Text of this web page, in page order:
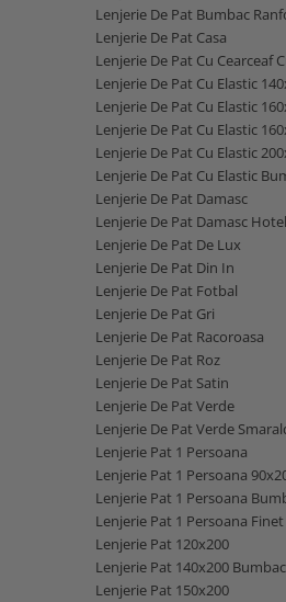
Nou Nascut
Scoica Auto
Bumbac Organic
Muselina Certificata COTS
Sisteme Infasare
Patura Bumbac Organic
Patura Forma Ursulet
Patura Nou Nascuti
La Comanda
Personalizate
Set 2 Piese Universale
Set 3 Piese 120x60 cm
Set 3 Piese 140x70 cm
Seturi Complete
Seturi Patut Cosulet si Landou
MARIMI COPII
MARIMI BEBELUSI
De Leganat
De Stat pe Burta
Forma Luna
Forma Norisor
Forma Picatura
Forma Steluta
Formarea Capului
Impotriva Plagiocefaliei
Modelare Cap
Personalizata
Perna Pozitionare Bebe
Pozitionare
Protectie Patut
Regurgitare
Ergonomica
Fata de Perna
Hipoalergenica
Personalizate
Protectie Pat
Sa Nu Transpire
Set Pilota si Perna
Copii - 10 ani
Copii - 12 ani
Copii - Bumbac
Copii - Bumbac Organic
Cu Gluga - Bumbac
Cu Gluga - Pufos
Personalizate
Bebe - Bumbac
Bebe - Cu Gluga
Bebe - Finet
Bebe - Plaja
PERSONALIZATE - BEBELUSI
PERSONALIZATE - NOU NASCUTI
PRIMUL CRACIUN
SET - BAIAT
NOU NASCUT
NOU NASCUT - FATA
NOU NASCUT - BAIAT
Trusou botez
Personalizati
Prosoape Personalizate
Lenjerie Pat
Cearceaf Impermeabil
Pat Stivuibil
Pat Rabatabil
Pat Stivuibil
Lenjerie De Pat Bumbac
Lenjerie De Pat Casa
Lenjerie De Pat Cu Cearceaf
Lenjerie De Pat Cu Elastic
Lenjerie De Pat Cu Elastic
Lenjerie De Pat Cu Elastic
Lenjerie De Pat Cu Elastic
Lenjerie De Pat Cu Elastic
Lenjerie De Pat Damasc
Lenjerie De Pat Damasc
Lenjerie De Pat De Lux
Lenjerie De Pat Din In
Lenjerie De Pat Fotbal
Lenjerie De Pat Gri
Lenjerie De Pat Racoroasa
Lenjerie De Pat Roz
Lenjerie De Pat Satin
Lenjerie De Pat Verde
Lenjerie De Pat Verde
Lenjerie Pat 1 Persoana
Lenjerie Pat 1 Persoana
Lenjerie Pat 1 Persoana
Lenjerie Pat 1 Persoana
Lenjerie Pat 120x200
Lenjerie Pat 140x200
Lenjerie Pat 150x200